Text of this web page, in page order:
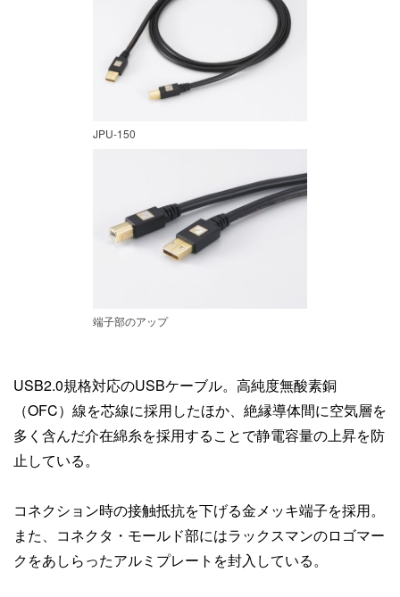
JPU-150
端子部のアップ
USB2.0規格対応のUSBケーブル。高純度無酸素銅
（OFC）線を芯線に採用したほか、絶縁導体間に空気層を
多く含んだ介在綿糸を採用することで静電容量の上昇を防
止している。
コネクション時の接触抵抗を下げる金メッキ端子を採用。
また、コネクタ・モールド部にはラックスマンのロゴマー
クをあしらったアルミプレートを封入している。